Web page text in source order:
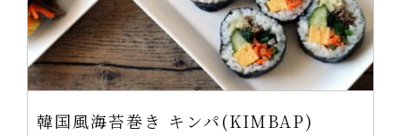
韓国風海苔巻き キンパ(KIMBAP)